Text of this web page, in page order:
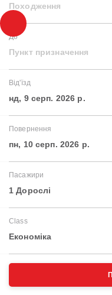
Походження
До
Пункт призначення
Від'їзд
нд, 9 серп. 2026 р.
Повернення
пн, 10 серп. 2026 р.
Пасажири
1 Дорослі
Class
Економіка